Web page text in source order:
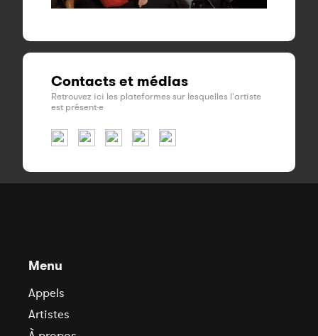
Contacts et médias
Retrouvez ici les plateformes sur lesquelles l'artiste
est présent·e
Menu
Appels
Artistes